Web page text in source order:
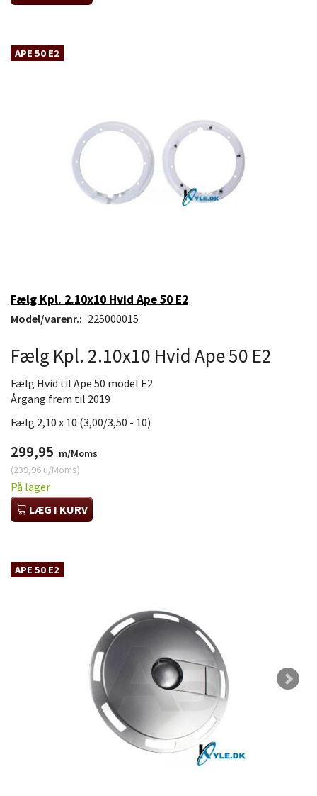
APE 50 E2
Fælg Kpl. 2.10x10 Hvid Ape 50 E2
Model/varenr.: 225000015
Fælg Kpl. 2.10x10 Hvid Ape 50 E2
Fælg Hvid til Ape 50 model E2
Årgang frem til 2019
Fælg 2,10 x 10 (3,00/3,50 - 10)
299,95 m/Moms
(239,96 u/Moms)
På lager
LÆG I KURV
APE 50 E2